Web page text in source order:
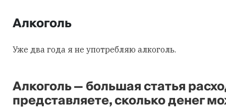
Алкоголь
Уже два года я не употребляю алкоголь.
Алкоголь — большая статья
представляете, сколько денег